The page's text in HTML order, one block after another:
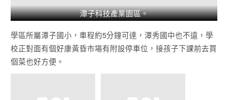
潭子科技產業園區。
學區所屬潭子國小，車程約5分鐘可達，潭秀國中也不遠，學
校正對面有個好康黃昏市場有附設停車位，接孩子下課前去買
個菜也好方便。